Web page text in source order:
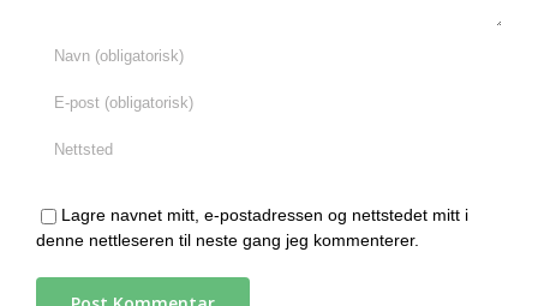
Lagre navnet mitt, e-postadressen og nettstedet mitt i
denne nettleseren til neste gang jeg kommenterer.